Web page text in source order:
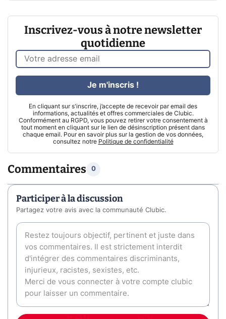
Inscrivez-vous à notre newsletter
quotidienne
En cliquant sur s'inscrire, j’accepte de recevoir par email des
informations, actualités et offres commerciales de Clubic.
Conformément au RGPD, vous pouvez retirer votre consentement à
tout moment en cliquant sur le lien de désinscription présent dans
chaque email. Pour en savoir plus sur la gestion de vos données,
consultez notre Politique de confidentialité
Je m'inscris !
Commentaires 0
Participer à la discussion
Partagez votre avis avec la communauté Clubic.